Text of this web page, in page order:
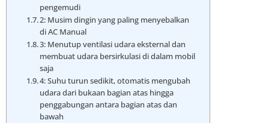
pengemudi
2: Musim dingin yang paling menyebalkan
di AC Manual
3: Menutup ventilasi udara eksternal dan
membuat udara bersirkulasi di dalam mobil
saja
4: Suhu turun sedikit, otomatis mengubah
udara dari bukaan bagian atas hingga
penggabungan antara bagian atas dan
bawah